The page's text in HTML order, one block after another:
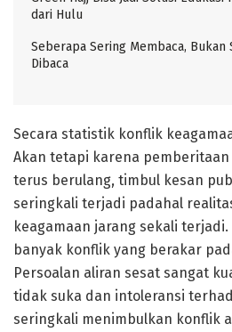
dari Hulu
Seberapa Sering Membaca, Bukan
Dibaca
Secara statistik konflik
Akan tetapi karena
terus berulang, timbul kesan
seringkali terjadi padahal
keagamaan jarang sekali
banyak konflik yang berakar
Persoalan aliran sesat sangat
tidak suka dan intoleransi
seringkali menimbulkan konflik